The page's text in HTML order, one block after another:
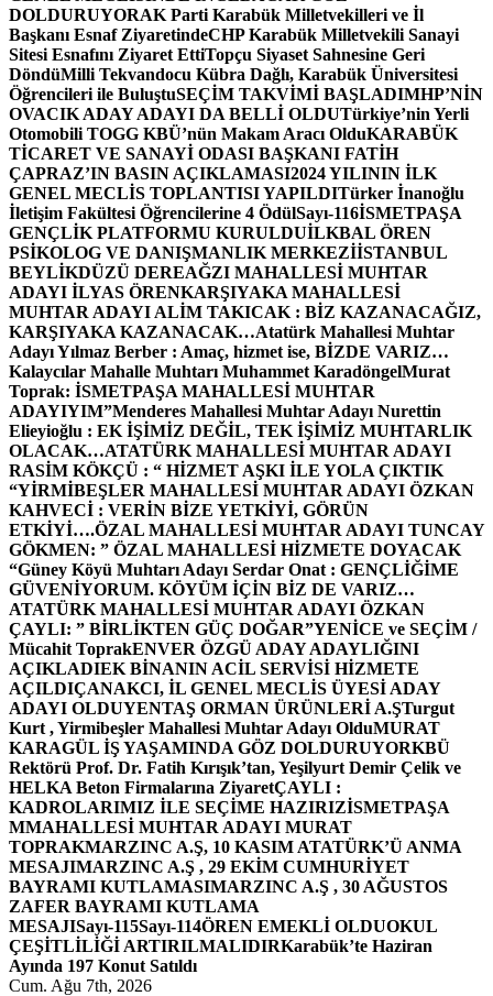
DOLDURUYORAK Parti Karabük Milletvekilleri ve İl
Başkanı Esnaf ZiyaretindeCHP Karabük Milletvekili Sanayi
Sitesi Esnafını Ziyaret EttiTopçu Siyaset Sahnesine Geri
DöndüMilli Tekvandocu Kübra Dağlı, Karabük Üniversitesi
Öğrencileri ile BuluştuSEÇİM TAKVİMİ BAŞLADIMHP’NİN
OVACIK ADAY ADAYI DA BELLİ OLDUTürkiye’nin Yerli
Otomobili TOGG KBÜ’nün Makam Aracı OlduKARABÜK
TİCARET VE SANAYİ ODASI BAŞKANI FATİH
ÇAPRAZ’IN BASIN AÇIKLAMASI2024 YILININ İLK
GENEL MECLİS TOPLANTISI YAPILDITürker İnanoğlu
İletişim Fakültesi Öğrencilerine 4 ÖdülSayı-116İSMETPAŞA
GENÇLİK PLATFORMU KURULDUİLKBAL ÖREN
PSİKOLOG VE DANIŞMANLIK MERKEZİİSTANBUL
BEYLİKDÜZÜ DEREAĞZI MAHALLESİ MUHTAR
ADAYI İLYAS ÖRENKARŞIYAKA MAHALLESİ
MUHTAR ADAYI ALİM TAKICAK : BİZ KAZANACAĞIZ,
KARŞIYAKA KAZANACAK…Atatürk Mahallesi Muhtar
Adayı Yılmaz Berber : Amaç, hizmet ise, BİZDE VARIZ…
Kalaycılar Mahalle Muhtarı Muhammet KaradöngelMurat
Toprak: İSMETPAŞA MAHALLESİ MUHTAR
ADAYIYIM”Menderes Mahallesi Muhtar Adayı Nurettin
Elieyioğlu : EK İŞİMİZ DEĞİL, TEK İŞİMİZ MUHTARLIK
OLACAK…ATATÜRK MAHALLESİ MUHTAR ADAYI
RASİM KÖKÇÜ : “ HİZMET AŞKI İLE YOLA ÇIKTIK
“YİRMİBEŞLER MAHALLESİ MUHTAR ADAYI ÖZKAN
KAHVECİ : VERİN BİZE YETKİYİ, GÖRÜN
ETKİYİ….ÖZAL MAHALLESİ MUHTAR ADAYI TUNCAY
GÖKMEN: ” ÖZAL MAHALLESİ HİZMETE DOYACAK
“Güney Köyü Muhtarı Adayı Serdar Onat : GENÇLİĞİME
GÜVENİYORUM. KÖYÜM İÇİN BİZ DE VARIZ…
ATATÜRK MAHALLESİ MUHTAR ADAYI ÖZKAN
ÇAYLI: ” BİRLİKTEN GÜÇ DOĞAR”YENİCE ve SEÇİM /
Mücahit ToprakENVER ÖZGÜ ADAY ADAYLIĞINI
AÇIKLADIEK BİNANIN ACİL SERVİSİ HİZMETE
AÇILDIÇANAKCI, İL GENEL MECLİS ÜYESİ ADAY
ADAYI OLDUYENTAŞ ORMAN ÜRÜNLERİ A.ŞTurgut
Kurt , Yirmibeşler Mahallesi Muhtar Adayı OlduMURAT
KARAGÜL İŞ YAŞAMINDA GÖZ DOLDURUYORKBÜ
Rektörü Prof. Dr. Fatih Kırışık’tan, Yeşilyurt Demir Çelik ve
HELKA Beton Firmalarına ZiyaretÇAYLI :
KADROLARIMIZ İLE SEÇİME HAZIRIZİSMETPAŞA
MMAHALLESİ MUHTAR ADAYI MURAT
TOPRAKMARZINC A.Ş, 10 KASIM ATATÜRK’Ü ANMA
MESAJIMARZINC A.Ş , 29 EKİM CUMHURİYET
BAYRAMI KUTLAMASIMARZINC A.Ş , 30 AĞUSTOS
ZAFER BAYRAMI KUTLAMA
MESAJISayı-115Sayı-114ÖREN EMEKLİ OLDUOKUL
ÇEŞİTLİLİĞİ ARTIRILMALIDIRKarabük’te Haziran
Ayında 197 Konut Satıldı
Cum. Ağu 7th, 2026